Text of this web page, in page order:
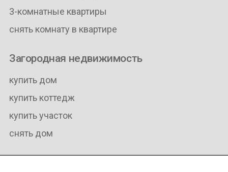
3-комнатные квартиры
снять комнату в квартире
Загородная недвижимость
купить дом
купить коттедж
купить участок
снять дом